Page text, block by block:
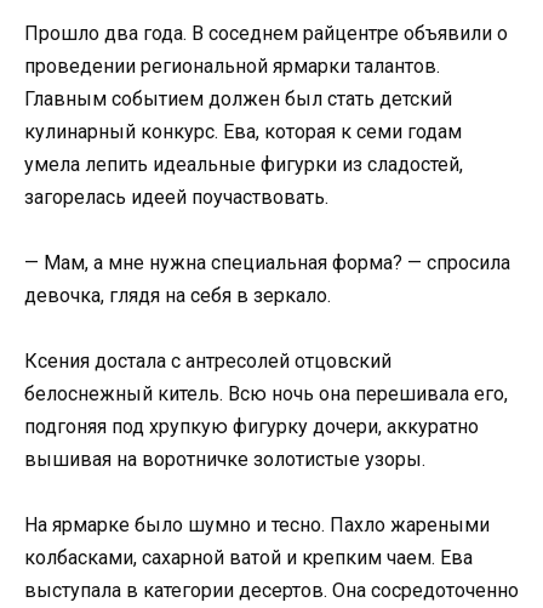
Прошло два года. В соседнем райцентре объявили о
проведении региональной ярмарки талантов.
Главным событием должен был стать детский
кулинарный конкурс. Ева, которая к семи годам
умела лепить идеальные фигурки из сладостей,
загорелась идеей поучаствовать.
— Мам, а мне нужна специальная форма? — спросила
девочка, глядя на себя в зеркало.
Ксения достала с антресолей отцовский
белоснежный китель. Всю ночь она перешивала его,
подгоняя под хрупкую фигурку дочери, аккуратно
вышивая на воротничке золотистые узоры.
На ярмарке было шумно и тесно. Пахло жареными
колбасками, сахарной ватой и крепким чаем. Ева
выступала в категории десертов. Она сосредоточенно